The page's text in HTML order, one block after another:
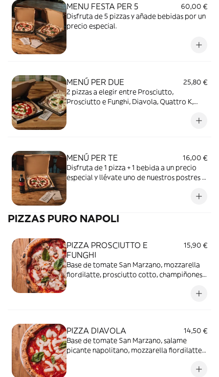
MENU FESTA PER 5
60,00 €
Disfruta de 5 pizzas y añade bebidas por un
precio especial.
MENÚ PER DUE
25,80 €
2 pizzas a elegir entre Prosciutto,
Prosciutto e Funghi, Diavola, Quattro K,
MENÚ PER TE
16,00 €
Disfruta de 1 pizza + 1 bebida a un precio
especial y llévate uno de nuestros postres a
PIZZAS PURO NAPOLI
PIZZA PROSCIUTTO E
FUNGHI
15,90 €
Base de tomate San Marzano, mozzarella
fiordilatte, prosciutto cotto, champiñones
PIZZA DIAVOLA
14,50 €
Base de tomate San Marzano, salame
picante napolitano, mozzarella fiordilatte y